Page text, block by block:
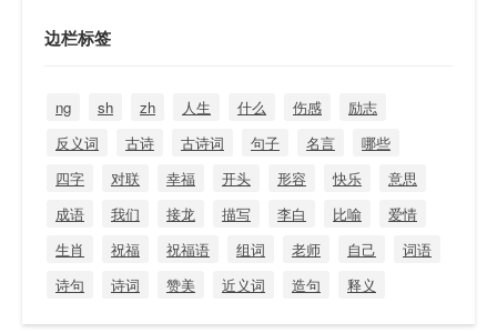
边栏标签
ng sh zh 人生 什么 伤感
励志
反义词
古诗 古诗词 句子 名言
哪些
四字
对联 幸福 开头 形容 快乐
意思
成语
我们 接龙 描写 李白 比喻
爱情
生肖
祝福 祝福语 组词 老师 自己
词语
诗句
诗词 赞美 近义词 造句 释义